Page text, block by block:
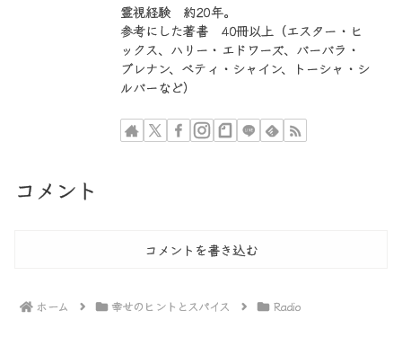
霊視経験 約20年。
参考にした著書 40冊以上（エスター・ヒ
ックス、ハリー・エドワーズ、バーバラ・
ブレナン、ベティ・シャイン、トーシャ・シ
ルバーなど）
コメント
コメントを書き込む
ホーム 幸せのヒントとスパイス Radio